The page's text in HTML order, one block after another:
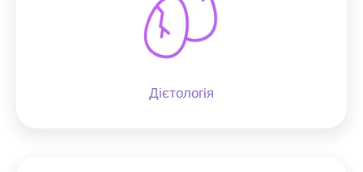
Дієтологія